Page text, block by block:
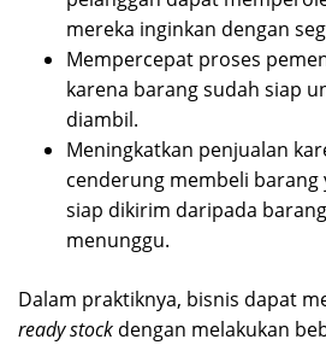
mereka inginkan dengan
Mempercepat proses
karena barang sudah siap
diambil.
Meningkatkan penjualan
cenderung membeli barang
siap dikirim daripada
menunggu.
Dalam praktiknya, bisnis dapat
ready stock dengan melakukan